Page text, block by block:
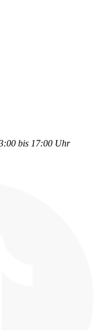
bis 17:00 Uhr